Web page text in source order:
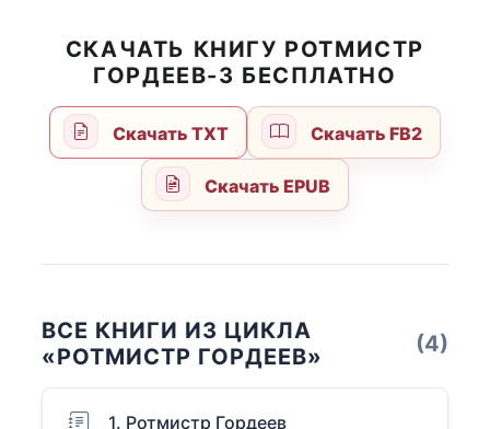
СКАЧАТЬ КНИГУ РОТМИСТР
ГОРДЕЕВ-3 БЕСПЛАТНО
Скачать TXT Скачать FB2
Скачать EPUB
ВСЕ КНИГИ ИЗ ЦИКЛА
«РОТМИСТР ГОРДЕЕВ»
(4)
1. Ротмистр Гордеев